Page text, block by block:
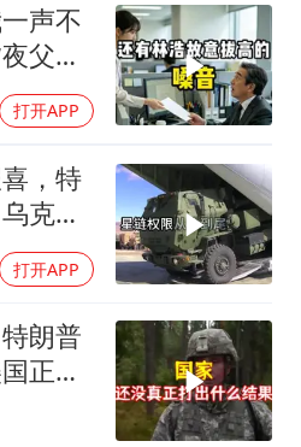
声不
父亲
打开APP
，特
克兰
打开APP
朗普
正重